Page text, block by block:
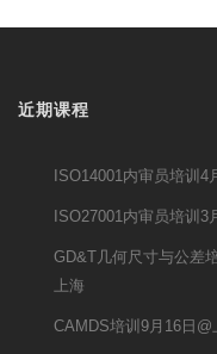
近期课程
ISO14001内审员培训4
ISO27001内审员培训3
GD&T几何尺寸与公差
上海
CAMDS培训9月16日@